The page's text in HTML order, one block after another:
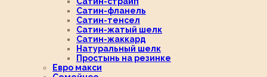
Сатин-фланель
Сатин-тенсел
Сатин-жатый шелк
Сатин-жаккард
Натуральный шелк
Простынь на резинке
Евро макси